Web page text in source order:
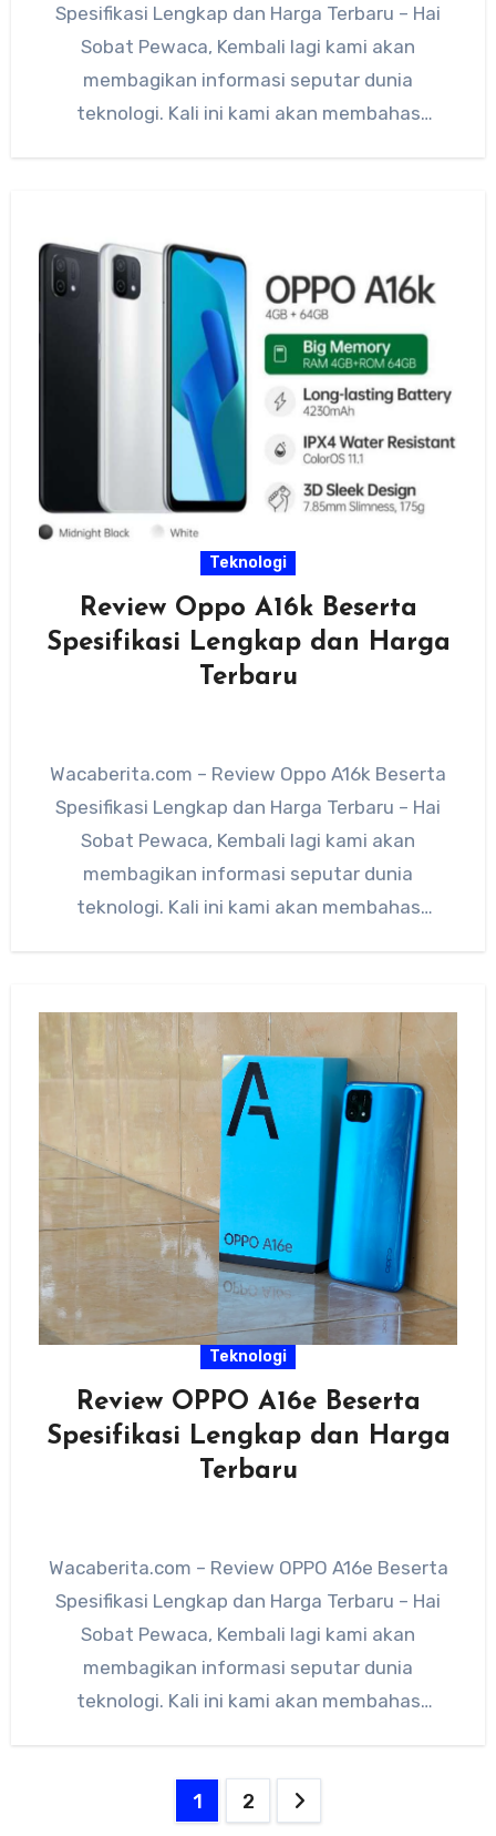
Spesifikasi Lengkap dan Harga Terbaru – Hai
Sobat Pewaca, Kembali lagi kami akan
membagikan informasi seputar dunia
teknologi. Kali ini kami akan membahas
Teknologi
Review Oppo A16k Beserta
Spesifikasi Lengkap dan Harga
Terbaru
Wacaberita.com – Review Oppo A16k Beserta
Spesifikasi Lengkap dan Harga Terbaru – Hai
Sobat Pewaca, Kembali lagi kami akan
membagikan informasi seputar dunia
teknologi. Kali ini kami akan membahas
Teknologi
Review OPPO A16e Beserta
Spesifikasi Lengkap dan Harga
Terbaru
Wacaberita.com – Review OPPO A16e Beserta
Spesifikasi Lengkap dan Harga Terbaru – Hai
Sobat Pewaca, Kembali lagi kami akan
membagikan informasi seputar dunia
teknologi. Kali ini kami akan membahas
1 2